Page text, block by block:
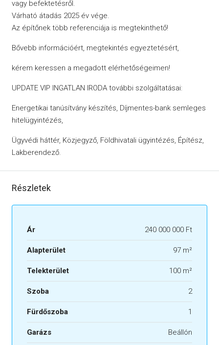
vagy befektetésről.
Várható átadás 2025 év vége.
Az építőnek több referenciája is megtekinthető!
Bővebb információért, megtekintés egyeztetésért,
kérem keressen a megadott elérhetőségeimen!
UPDATE VIP INGATLAN IRODA további szolgáltatásai:
Energetikai tanúsítvány készítés, Díjmentes-bank semleges
hitelügyintézés,
Ügyvédi háttér, Közjegyző, Földhivatali ügyintézés, Építész,
Lakberendező.
Részletek
Ár 240 000 000 Ft
Alapterület 97 m²
Telekterület 100 m²
Szoba 2
Fürdőszoba 1
Garázs Beállón